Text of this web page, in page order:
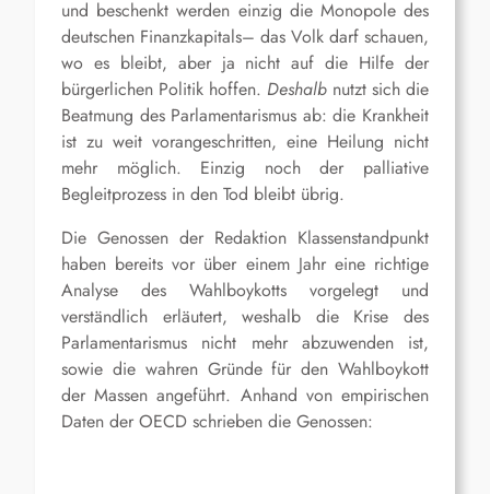
und beschenkt werden einzig die Monopoledes
deutschen Finanzkapitals– das Volk darf schauen,
wo es bleibt, aber ja nicht auf die Hilfe der
bürgerlichen Politik hoffen. Deshalb nutzt sich die
Beatmung des Parlamentarismus ab: die Krankheit
ist zu weit vorangeschritten, eine Heilung nicht
mehr möglich. Einzig noch der palliative
Begleitprozess in den Tod bleibt übrig.
Die Genossen der Redaktion Klassenstandpunkt
haben bereits vor über einem Jahr eine richtige
Analyse des Wahlboykotts vorgelegt und
verständlich erläutert, weshalb die Krise des
Parlamentarismus nicht mehr abzuwenden ist,
sowie die wahren Gründe für den Wahlboykott
der Massen angeführt. Anhand von empirischen
Daten der OECD schrieben die Genossen: